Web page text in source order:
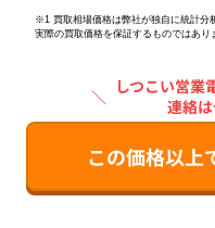
※1 買取相場価格は弊社が独自に統計分
実際の買取価格を保証するものではあり
＼ しつこい営業
連絡
この価格以上